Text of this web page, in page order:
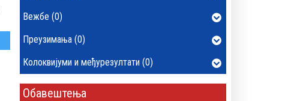
Вежбе (0)
Преузимања (0)
Колоквијуми и међурезултати (0)
Обавештења